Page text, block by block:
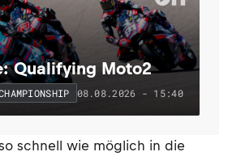
Qualifying Moto2
08.08.2026 - 15:40
schnell wie möglich in die